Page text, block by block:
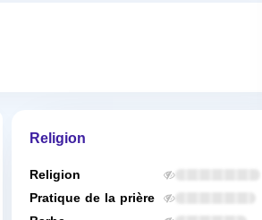
Religion
Religion
Pratique de la prière